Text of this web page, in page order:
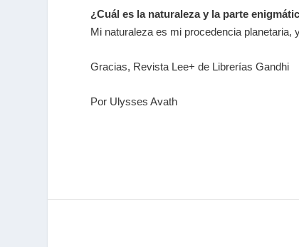
¿Cuál es la naturaleza y la parte
Mi naturaleza es mi procedencia
Gracias, Revista Lee+ de Librerías Gandhi
Por Ulysses Avath